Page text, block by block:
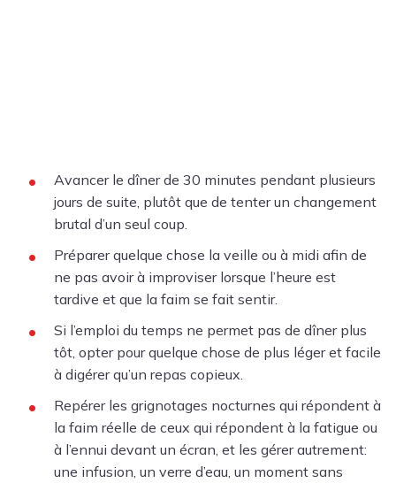
Avancer le dîner de 30 minutes pendant plusieurs
jours de suite, plutôt que de tenter un changement
brutal d’un seul coup.
Préparer quelque chose la veille ou à midi afin de
ne pas avoir à improviser lorsque l’heure est
tardive et que la faim se fait sentir.
Si l’emploi du temps ne permet pas de dîner plus
tôt, opter pour quelque chose de plus léger et facile
à digérer qu’un repas copieux.
Repérer les grignotages nocturnes qui répondent à
la faim réelle de ceux qui répondent à la fatigue ou
à l’ennui devant un écran, et les gérer autrement:
une infusion, un verre d’eau, un moment sans